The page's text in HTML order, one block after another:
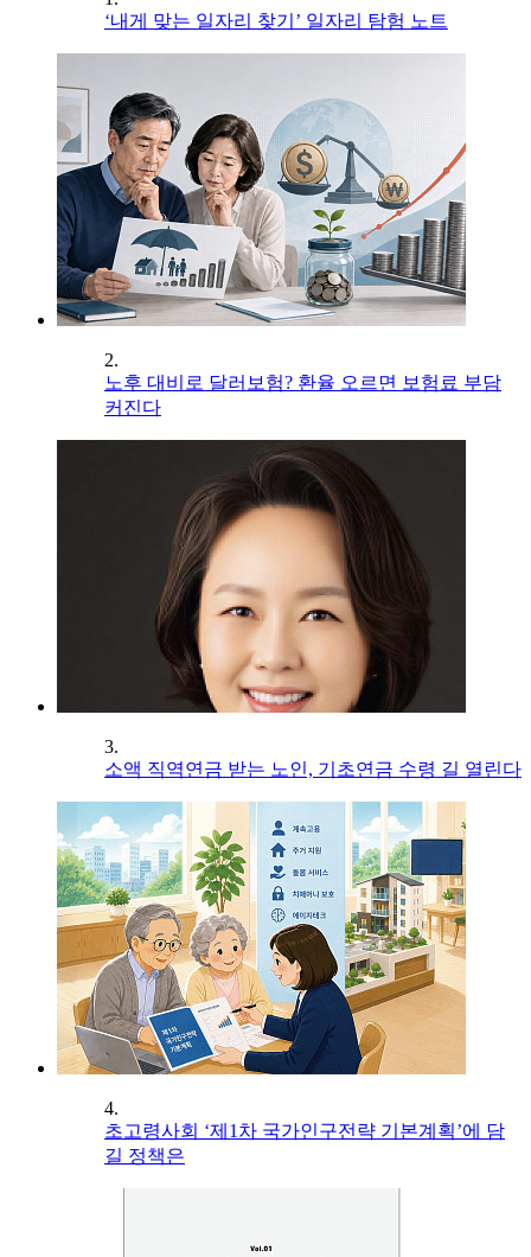
‘내게 맞는 일자리 찾기’ 일자리 탐험 노트
2.
노후 대비로 달러보험? 환율 오르면 보험료 부담
커진다
3.
소액 직역연금 받는 노인, 기초연금 수령 길 열린다
4.
초고령사회 ‘제1차 국가인구전략 기본계획’에 담
길 정책은